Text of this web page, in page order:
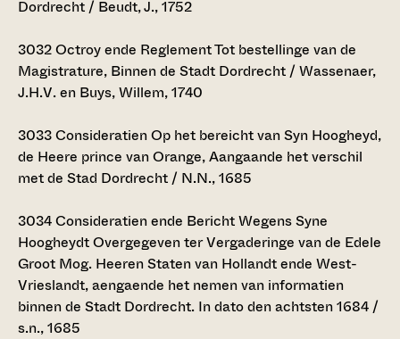
Dordrecht / Beudt, J., 1752
3032Octroy ende Reglement Tot bestellinge van de
Magistrature, Binnen de Stadt Dordrecht / Wassenaer,
J.H.V. en Buys, Willem, 1740
3033Consideratien Op het bereicht van Syn Hoogheyd,
de Heere prince van Orange, Aangaande het verschil
met de Stad Dordrecht / N.N., 1685
3034Consideratien ende Bericht Wegens Syne
Hoogheydt Overgegeven ter Vergaderinge van de Edele
Groot Mog. Heeren Staten van Hollandt ende West-
Vrieslandt, aengaende het nemen van informatien
binnen de Stadt Dordrecht. In dato den achtsten 1684 /
s.n., 1685